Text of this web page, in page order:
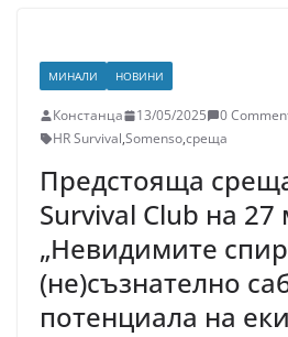
МИНАЛИ НОВИНИ
Констанца 13/05/2025
0
HR Survival,Somenso,среща
Предстояща
Survival Club на
„Невидимите
(не)съзнателно
потенциала на